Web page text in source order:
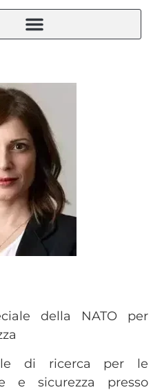
della NATO per
di ricerca per le
e sicurezza presso